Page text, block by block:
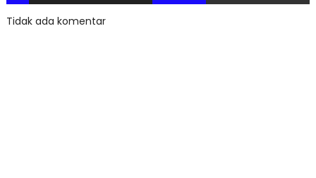
Tidak ada komentar